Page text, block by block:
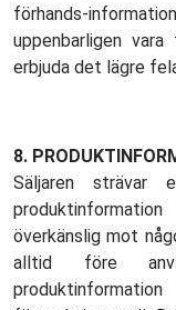
förhands-
uppenbarligen
erbjuda det lägre
8.
Säljaren strävar
överkänslig mot
alltid före